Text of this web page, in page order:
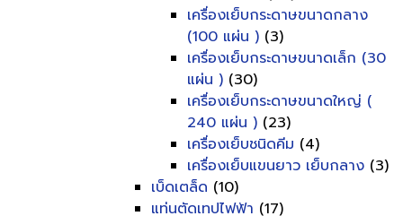
เครื่องเย็บกระดาษขนาดกลาง
(100 แผ่น ) (3)
เครื่องเย็บกระดาษขนาดเล็ก (30
แผ่น ) (30)
เครื่องเย็บกระดาษขนาดใหญ่ (
240 แผ่น ) (23)
เครื่องเย็บชนิดคีม (4)
เครื่องเย็บแขนยาว เย็บกลาง (3)
เบ็ดเตล็ด (10)
แท่นตัดเทปไฟฟ้า (17)